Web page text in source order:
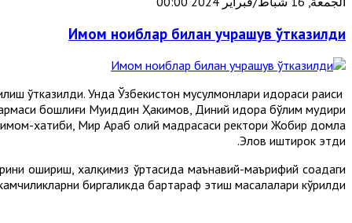
Имом ноиблар билан учрашув ўтказилди
ўтказилди. Унда Ўзбекистон мусулмонлари идораси раиси
бошлиғи Муҳиддин Ҳакимов, Диний идора бўлим мудири
хатиби, Мир Араб олий мадрасаси ректори Жобир домла
Элов иштирок этди.
ошириш, халқимиз ўртасида маънавий-маърифий соҳадаги
биргаликда бартараф этиш масалалари кўрилди.